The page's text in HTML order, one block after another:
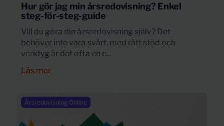
Hur gör jag min årsredovisning? Enkel
steg-för-steg-guide
Vill du göra din årsredovisning själv? Det
behöver inte vara svårt, med rätt stöd och
verktyg är det ofta en e...
Läs mer
Årsredovisning Online